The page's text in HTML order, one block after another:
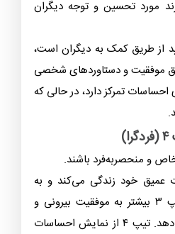
مورد تحسین و توجه دیگران
تأیید از طریق کمک به دیگران است،
از طریق موفقیت و دستاوردهای شخصی
بیشتر روی احساسات تمرکز دارد، در حالی که
و منحصربه‌فرد باشند.
عمیق خود زندگی می‌کند و به
دنبال اصالت است، اما تیپ ۳ بیشتر به موفقیت بیرونی و
تصویر اجتماعی اهمیت می‌دهد. تیپ ۴ از نمایش احساسات